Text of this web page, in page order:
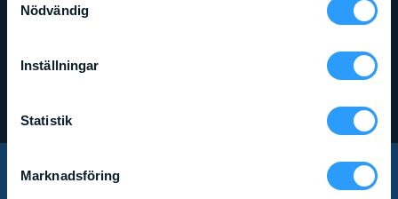
Nödvändig
Inställningar
Statistik
Marknadsföring
Liftens bredd:0,75
Läs mer